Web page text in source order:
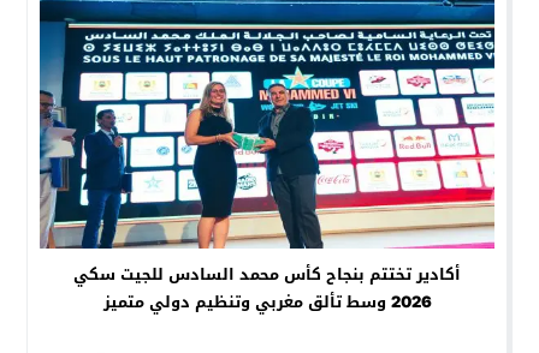
أكادير تختتم بنجاح كأس محمد السادس للجيت سكي
2026 وسط تألق مغربي وتنظيم دولي متميز